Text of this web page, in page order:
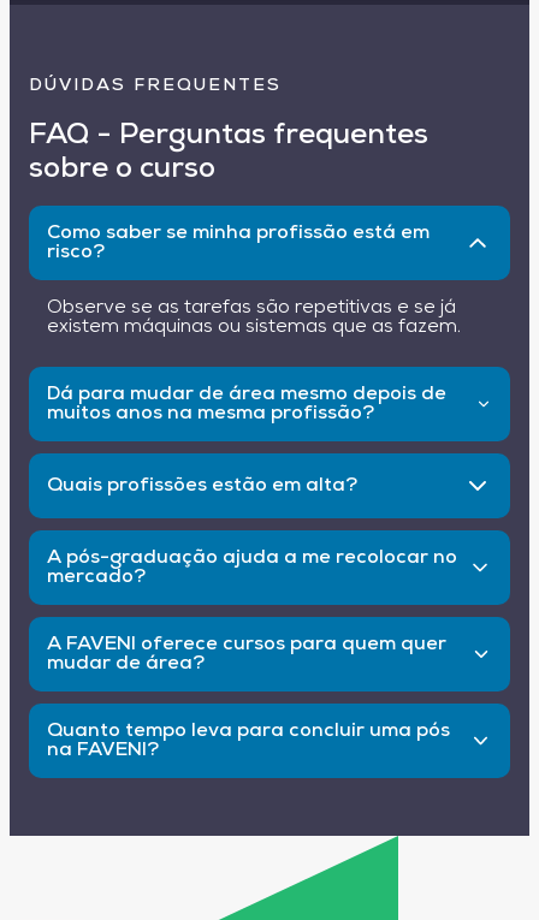
DÚVIDAS FREQUENTES
FAQ - Perguntas frequentes
sobre o curso
Como saber se minha profissão está em
risco?
Observe se as tarefas são repetitivas e se já
existem máquinas ou sistemas que as fazem.
Dá para mudar de área mesmo depois de
muitos anos na mesma profissão?
Sim! A educação continuada e a pós facilitam a
Quais profissões estão em alta?
Tecnologia, saúde, educação, sustentabilidade,
marketing digital e experiência do usuário.
A pós-graduação ajuda a me recolocar no
mercado?
Sim. Ela atualiza seu perfil e mostra que você
está pronto para novos desafios.
A FAVENI oferece cursos para quem quer
mudar de área?
Sim! Com centenas de opções em diversas
áreas de atuação.
Quanto tempo leva para concluir uma pós
na FAVENI?